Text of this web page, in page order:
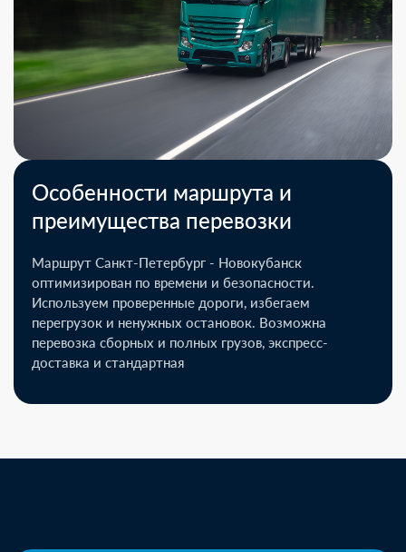
Особенности маршрута и
преимущества перевозки
Маршрут Санкт-Петербург - Новокубанск
оптимизирован по времени и безопасности.
Используем проверенные дороги, избегаем
перегрузок и ненужных остановок. Возможна
перевозка сборных и полных грузов, экспресс-
доставка и стандартная